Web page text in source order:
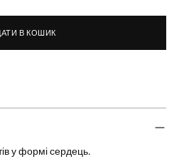
В КОШИК
у формі сердець.